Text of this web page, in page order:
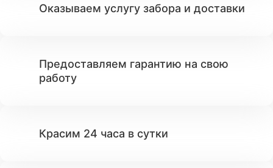
Оказываем услугу забора и доставки
Предоставляем гарантию на свою
работу
Красим 24 часа в сутки